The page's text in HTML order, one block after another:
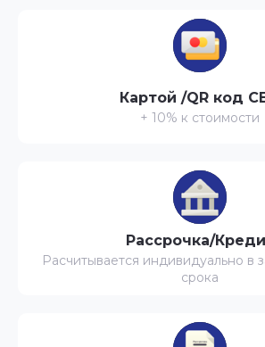
Картой /QR код
+ 10% к стоимости
Рассрочка/
Расчитывается индивидуально в
срока